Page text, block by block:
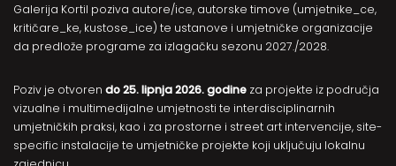
Galerija Kortil poziva autore/ice, autorske timove (umjetnike_ce,
kritičare_ke, kustose_ice) te ustanove i umjetničke organizacije
da predlože programe za izlagačku sezonu 2027./2028.
Poziv je otvoren do 25. lipnja 2026. godine za projekte iz područja
vizualne i multimedijalne umjetnosti te interdisciplinarnih
umjetničkih praksi, kao i za prostorne i street art intervencije, site-
specific instalacije te umjetničke projekte koji uključuju lokalnu